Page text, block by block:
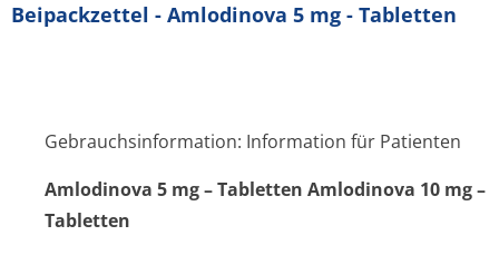
Beipackzettel - Amlodinova 5 mg - Tabletten
Gebrauchsinformation: Information für Patienten
Amlodinova 5 mg – Tabletten Amlodinova 10 mg –
Tabletten